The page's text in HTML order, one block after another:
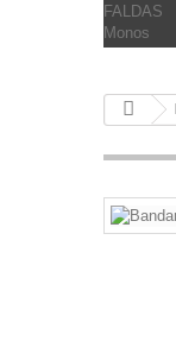
FALDAS
Monos